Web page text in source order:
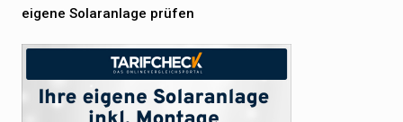
eigene Solaranlage prüfen